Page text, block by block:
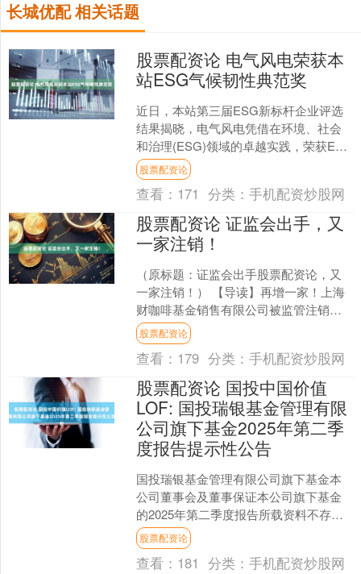
长城优配 相关话题
股票配资论 电气风电荣获本
站ESG气候韧性典范奖
近日，本站第三届ESG新标杆企业评选
结果揭晓，电气风电凭借在环境、社会
和治理(ESG)领域的卓越实践，荣获ESG
气候韧性典范奖。该奖项是由本站联合
妙盈科技等专业....
股票配资论
查看： 171 分类：手机配资炒股网
股票配资论 证监会出手，又
一家注销！
（原标题：证监会出手股票配资论，又
一家注销！） 【导读】再增一家！上海
财咖啡基金销售有限公司被监管注销基
金销售牌照 中国基金报记者若晖 又一家
基金销售机构被注销....
股票配资论
查看： 179 分类：手机配资炒股网
股票配资论 国投中国价值
LOF: 国投瑞银基金管理有限
公司旗下基金2025年第二季
度报告提示性公告
国投瑞银基金管理有限公司旗下基金本
公司董事会及董事保证本公司旗下基金
的2025年第二季度报告所载资料不存在
虚假记载、误导性陈述或重大遗漏，并
对其内容的真实性、准....
股票配资论
查看： 181 分类：手机配资炒股网